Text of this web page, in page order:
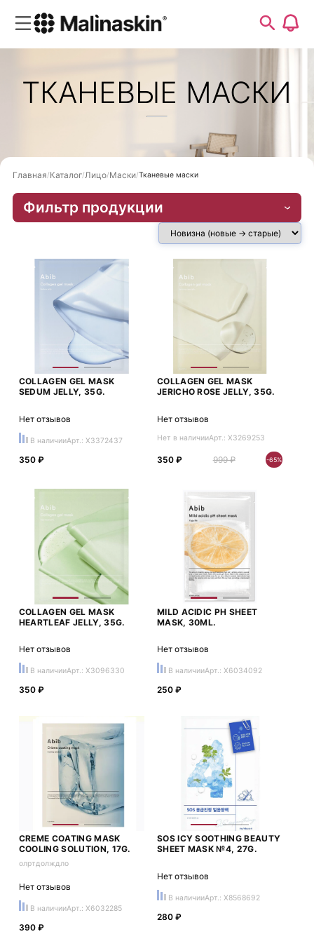
ТКАНЕВЫЕ МАСКИ
Главная Каталог Лицо Маски Тканевые маски
Фильтр продукции
COLLAGEN GEL MASK
SEDUM JELLY, 35G.
Нет отзывов
В наличииАрт.: X3372437
350 ₽
COLLAGEN GEL MASK
JERICHO ROSE JELLY, 35G.
Нет отзывов
Нет в наличииАрт.: X3269253
350 ₽ 999 ₽ -65%
COLLAGEN GEL MASK
HEARTLEAF JELLY, 35G.
Нет отзывов
В наличииАрт.: X3096330
350 ₽
MILD ACIDIC PH SHEET
MASK, 30ML.
Нет отзывов
В наличииАрт.: X6034092
250 ₽
CREME COATING MASK
COOLING SOLUTION, 17G.
олртдолждло
Нет отзывов
В наличииАрт.: X6032285
390 ₽
SOS ICY SOOTHING BEAUTY
SHEET MASK №4, 27G.
Нет отзывов
В наличииАрт.: X8568692
280 ₽